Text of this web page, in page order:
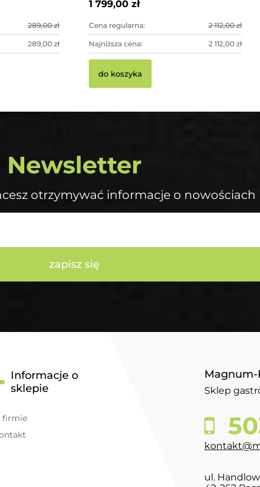
289,00 zł
289,00 zł
1 799,00 zł
Cena regularna: 2 112,00 zł
Najniższa cena: 2 112,00 zł
do koszyka
Newsletter
otrzymywać informacje o
zapisz się
Magnum-
Sklep
ul.
Informacje o
sklepie
firmie